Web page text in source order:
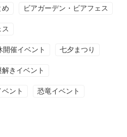
め ビアガーデン・ビアフェス
催イベント 七夕まつり
解きイベント
ント 恐竜イベント